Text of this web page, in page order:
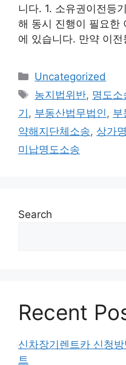
니다. 1. 소유권이전등
해 동시 진행이 필요한
에 있습니다. 만약 이
Categories
Uncategorized
Tags
농지법위반, 명도소
기 , 부동산법무법인, 부
약해지단체소송, 상가
미납명도소송
Search
Recent
신차장기렌트카 신청
트